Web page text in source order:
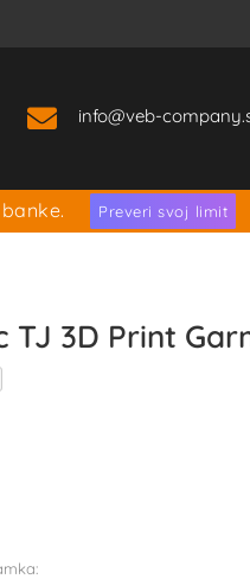
info veb-
Preveri svoj limit
TJ 3D Print